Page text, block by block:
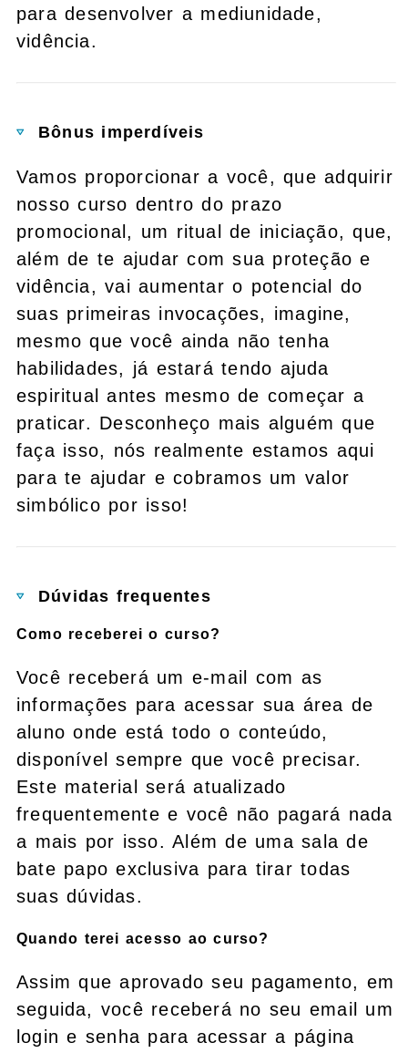
para desenvolver a mediunidade,
vidência.
Bônus imperdíveis
Vamos proporcionar a você, que adquirir
nosso curso dentro do prazo
promocional, um ritual de iniciação, que,
além de te ajudar com sua proteção e
vidência, vai aumentar o potencial do
suas primeiras invocações, imagine,
mesmo que você ainda não tenha
habilidades, já estará tendo ajuda
espiritual antes mesmo de começar a
praticar. Desconheço mais alguém que
faça isso, nós realmente estamos aqui
para te ajudar e cobramos um valor
simbólico por isso!
Dúvidas frequentes
Como receberei o curso?
Você receberá um e-mail com as
informações para acessar sua área de
aluno onde está todo o conteúdo,
disponível sempre que você precisar.
Este material será atualizado
frequentemente e você não pagará nada
a mais por isso. Além de uma sala de
bate papo exclusiva para tirar todas
suas dúvidas.
Quando terei acesso ao curso?
Assim que aprovado seu pagamento, em
seguida, você receberá no seu email um
login e senha para acessar a página